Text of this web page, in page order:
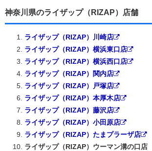
神奈川県のライザップ（RIZAP）店舗
ライザップ（RIZAP）川崎店
ライザップ（RIZAP）横浜東口店
ライザップ（RIZAP）横浜西口店
ライザップ（RIZAP）関内店
ライザップ（RIZAP）戸塚店
ライザップ（RIZAP）本厚木店
ライザップ（RIZAP）藤沢店
ライザップ（RIZAP）小田原店
ライザップ（RIZAP）たまプラーザ店
ライザップ（RIZAP）ウーマン溝の口店